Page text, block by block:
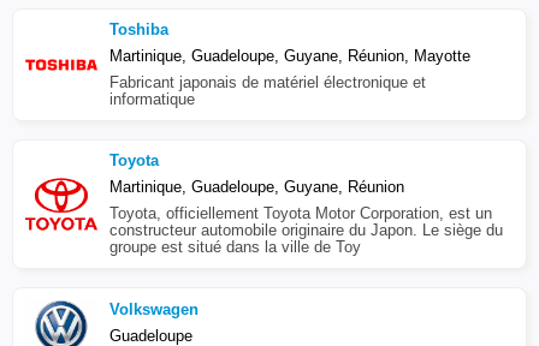
Toshiba
Martinique, Guadeloupe, Guyane, Réunion, Mayotte
Fabricant japonais de matériel électronique et
informatique
Toyota
Martinique, Guadeloupe, Guyane, Réunion
Toyota, officiellement Toyota Motor Corporation, est un
constructeur automobile originaire du Japon. Le siège du
groupe est situé dans la ville de Toy
Volkswagen
Guadeloupe